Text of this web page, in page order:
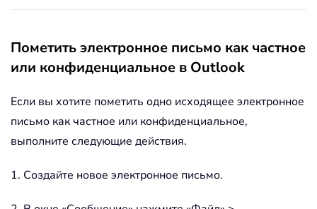
Пометить электронное письмо как частное
или конфиденциальное в Outlook
Если вы хотите пометить одно исходящее электронное
письмо как частное или конфиденциальное,
выполните следующие действия.
1. Создайте новое электронное письмо.